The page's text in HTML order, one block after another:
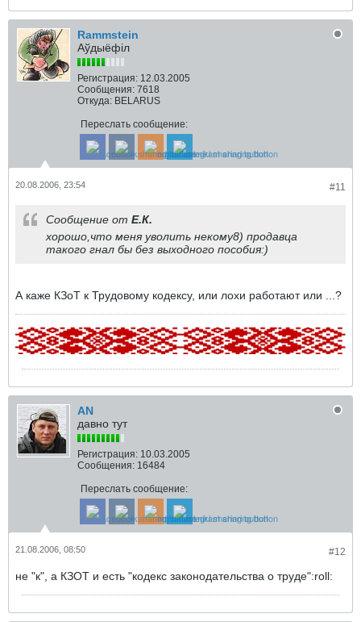
Rammstein
Аўдыёфіл
Регистрация: 12.03.2005
Сообщения: 7618
Откуда: BELARUS
Переслать сообщение:
#11
20.08.2006, 23:54
Сообщение от Е.К.
хорошо,что меня уволить некому8) продавца
такого гнал бы без выходного пособия:)
А каже КЗоТ к Трудовому кодексу, или лохи работают или ...?
AN
давно тут
Регистрация: 10.03.2005
Сообщения: 16484
Переслать сообщение:
#12
21.08.2006, 08:50
не "к", а КЗОТ и есть "кодекс законодательства о труде":roll: